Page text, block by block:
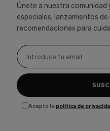
Únete a nuestra comunidad
especiales, lanzamientos
recomendaciones para
Acepto la política de